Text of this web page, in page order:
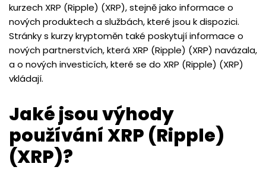
kurzech XRP (Ripple) (XRP), stejně jako informace o
nových produktech a službách, které jsou k dispozici.
Stránky s kurzy kryptoměn také poskytují informace o
nových partnerstvích, která XRP (Ripple) (XRP) navázala,
a o nových investicích, které se do XRP (Ripple) (XRP)
vkládají.
Jaké jsou výhody
používání XRP (Ripple)
(XRP)?